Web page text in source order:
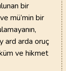
bir
mü’min bir
ard arda oruç
ve hikmet